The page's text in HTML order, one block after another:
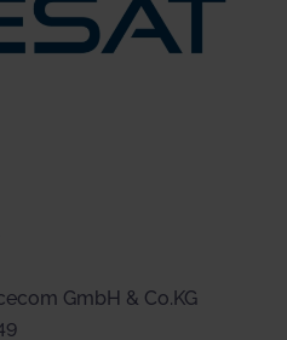
GmbH & Co.KG